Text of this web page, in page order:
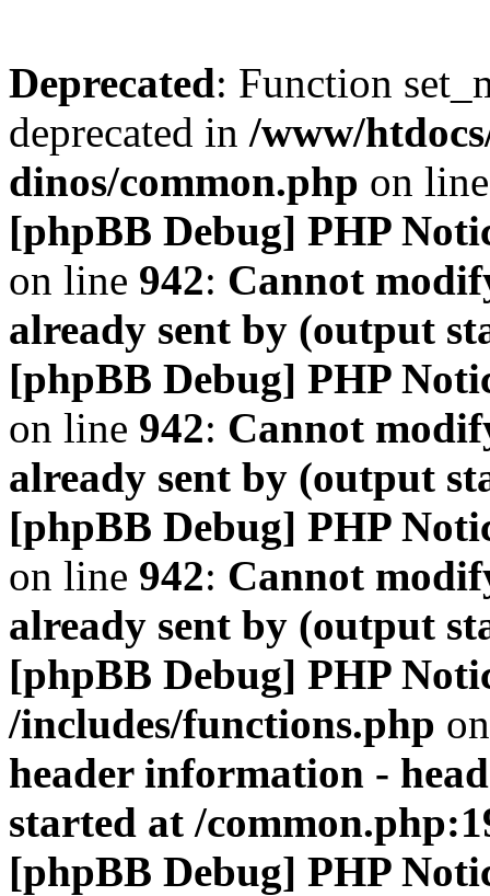
Deprecated: Function
deprecated in /www/
dinos/common.php on
[phpBB Debug] PHP
on line 942: Cannot
already sent by (output
[phpBB Debug] PHP
on line 942: Cannot
already sent by (output
[phpBB Debug] PHP
on line 942: Cannot
already sent by (output
[phpBB Debug] PHP
/includes/functions.php
header information -
started at /
[phpBB Debug] PHP